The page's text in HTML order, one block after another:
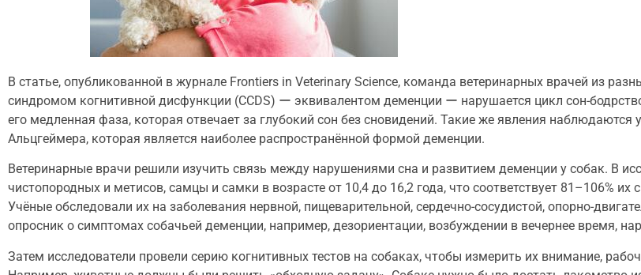
В статье, опубликованной в журнале Frontiers in Veterinary Science, команда ветеринарных врачей из
синдромом когнитивной дисфункции (CCDS) ー эквивалентом деменции ー нарушается цикл сон-
его медленная фаза, которая отвечает за глубокий сон без сновидений. Такие же явления
Альцгеймера, которая является наиболее распространённой формой деменции.
Ветеринарные врачи решили изучить связь между нарушениями сна и развитием деменции у собак. В
чистопородных и метисов, самцы и самки в возрасте от 10,4 до 16,2 года, что соответствует 81–106% их
Учёные обследовали их на заболевания нервной, пищеварительной, сердечно-сосудистой, опорно-
опросник о симптомах собачьей деменции, например, дезориентации, возбуждении в вечернее время,
Затем исследователи провели серию когнитивных тестов на собаках, чтобы измерить их внимание,